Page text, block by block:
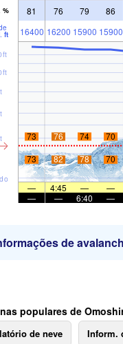
% 81 76 79 86
ft 16400 16200 15900 15900
mar
73 76 74 70
73
82 78 70
— 4:45 — —
—
— 6:40 —
de
populares de
de neve Inform.